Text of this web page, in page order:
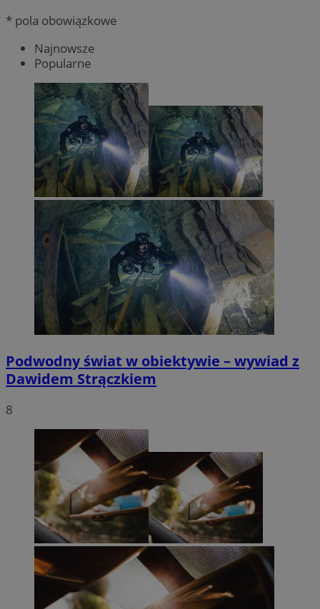
* pola obowiązkowe
Najnowsze
Popularne
Podwodny świat w obiektywie – wywiad z
Dawidem Strączkiem
8